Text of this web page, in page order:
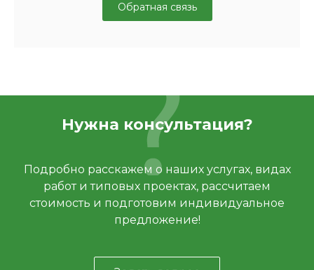
Обратная связь
Нужна консультация?
Подробно расскажем о наших услугах, видах
работ и типовых проектах, рассчитаем
стоимость и подготовим индивидуальное
предложение!